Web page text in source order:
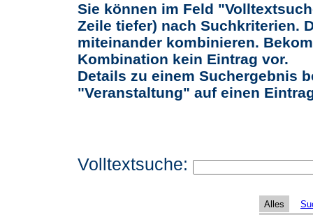
Sie können im Feld
Zeile tiefer) nach Suchkriterien.
miteinander kombinieren.
Kombination kein Eintrag vor.
Details zu einem Suchergebnis
"Veranstaltung" auf einen
Volltextsuche:
Alles